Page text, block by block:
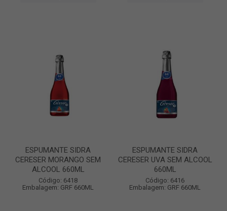
ESPUMANTE SIDRA
CERESER MORANGO SEM
ALCOOL 660ML
Código: 6418
Embalagem: GRF 660ML
ESPUMANTE SIDRA
CERESER UVA SEM ALCOOL
660ML
Código: 6416
Embalagem: GRF 660ML